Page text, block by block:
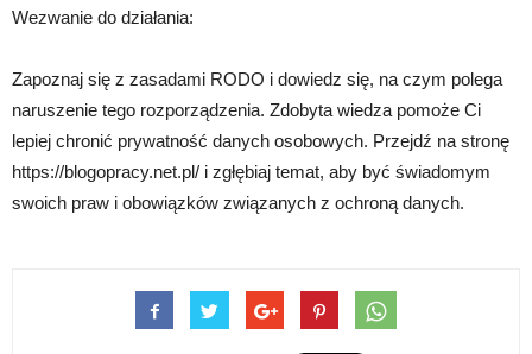
Wezwanie do działania:
Zapoznaj się z zasadami RODO i dowiedz się, na czym polega
naruszenie tego rozporządzenia. Zdobyta wiedza pomoże Ci
lepiej chronić prywatność danych osobowych. Przejdź na stronę
https://blogopracy.net.pl/ i zgłębiaj temat, aby być świadomym
swoich praw i obowiązków związanych z ochroną danych.